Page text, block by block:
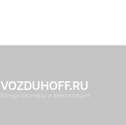
VOZDUHOFF.RU
Кондиционеры и вентиляция